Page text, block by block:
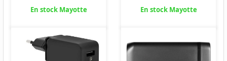
En stock Mayotte En stock Mayotte